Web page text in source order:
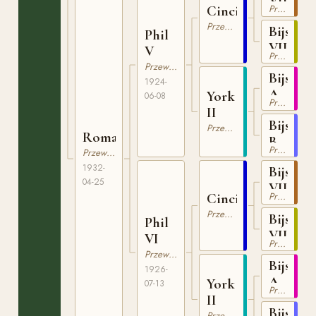
Roma
Przewalski
1932-
04-25
Phil
V
Przewalski
1924-
06-08
Phil
VI
Przewalski
1926-
07-13
Cincinnati
Przewalski
York
II
Przewalski
Cincinnati
Przewalski
York
II
Przewalski
Bijsk
VIII
Przewalski
Bijsk
APrzewalski
Bijsk
BPrzewalski
Bijsk
VII
Przewalski
Bijsk
VIII
Przewalski
Bijsk
APrzewalski
Bijsk